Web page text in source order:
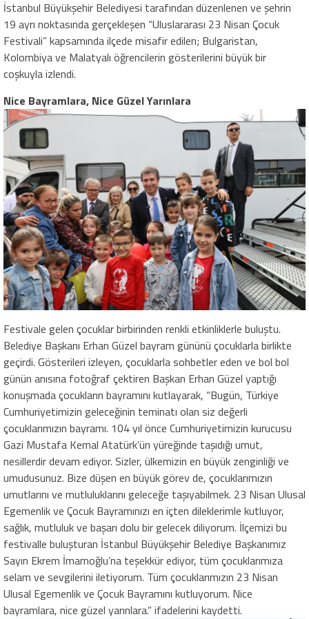
İstanbul Büyükşehir Belediyesi tarafından düzenlenen ve şehrin
19 ayrı noktasında gerçekleşen “Uluslararası 23 Nisan Çocuk
Festivali” kapsamında ilçede misafir edilen; Bulgaristan,
Kolombiya ve Malatyalı öğrencilerin gösterilerini büyük bir
coşkuyla izlendi.
Nice Bayramlara, Nice Güzel Yarınlara
Festivale gelen çocuklar birbirinden renkli etkinliklerle buluştu.
Belediye Başkanı Erhan Güzel bayram gününü çocuklarla birlikte
geçirdi. Gösterileri izleyen, çocuklarla sohbetler eden ve bol bol
günün anısına fotoğraf çektiren Başkan Erhan Güzel yaptığı
konuşmada çocukların bayramını kutlayarak, “Bugün, Türkiye
Cumhuriyetimizin geleceğinin teminatı olan siz değerli
çocuklarımızın bayramı. 104 yıl önce Cumhuriyetimizin kurucusu
Gazi Mustafa Kemal Atatürk’ün yüreğinde taşıdığı umut,
nesillerdir devam ediyor. Sizler, ülkemizin en büyük zenginliği ve
umudusunuz. Bize düşen en büyük görev de, çocuklarımızın
umutlarını ve mutluluklarını geleceğe taşıyabilmek. 23 Nisan Ulusal
Egemenlik ve Çocuk Bayramınızı en içten dileklerimle kutluyor,
sağlık, mutluluk ve başarı dolu bir gelecek diliyorum. İlçemizi bu
festivalle buluşturan İstanbul Büyükşehir Belediye Başkanımız
Sayın Ekrem İmamoğlu’na teşekkür ediyor, tüm çocuklarımıza
selam ve sevgilerini iletiyorum. Tüm çocuklarımızın 23 Nisan
Ulusal Egemenlik ve Çocuk Bayramını kutluyorum. Nice
bayramlara, nice güzel yarınlara.” ifadelerini kaydetti.